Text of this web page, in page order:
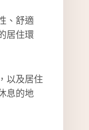
、舒適
居住環
以及居住
息的地